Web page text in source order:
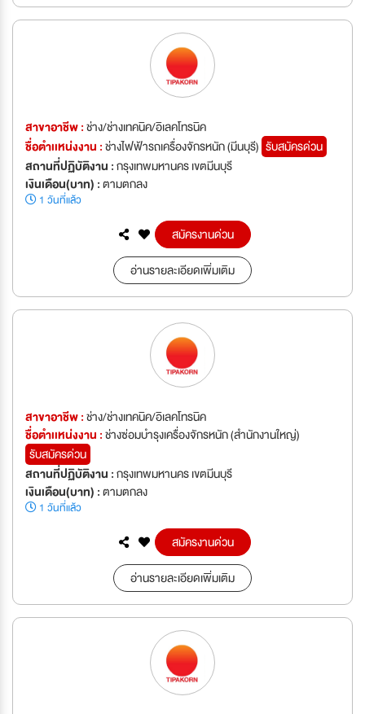
สาขาอาชีพ :ช่าง/ช่างเทคนิค/อิเลคโทรนิค
ชื่อตำเเหน่งงาน :ช่างไฟฟ้ารถเครื่องจักรหนัก (มีนบุรี) รับสมัครด่วน
สถานที่ปฏิบัติงาน :กรุงเทพมหานคร เขตมีนบุรี
เงินเดือน(บาท) :ตามตกลง
1 วันที่แล้ว
สมัครงานด่วน
อ่านรายละเอียดเพิ่มเติม
สาขาอาชีพ :ช่าง/ช่างเทคนิค/อิเลคโทรนิค
ชื่อตำเเหน่งงาน :ช่างซ่อมบำรุงเครื่องจักรหนัก (สำนักงานใหญ่)
รับสมัครด่วน
สถานที่ปฏิบัติงาน :กรุงเทพมหานคร เขตมีนบุรี
เงินเดือน(บาท) :ตามตกลง
1 วันที่แล้ว
สมัครงานด่วน
อ่านรายละเอียดเพิ่มเติม